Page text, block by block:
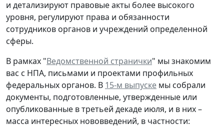
и детализируют правовые акты более высокого
уровня, регулируют права и обязанности
сотрудников органов и учреждений определенной
сферы.
В рамках "Ведомственной странички" мы знакомим
вас с НПА, письмами и проектами профильных
федеральных органов. В 15-м выпуске мы собрали
документы, подготовленные, утвержденные или
опубликованные в третьей декаде июля, и в них –
масса интересных нововведений, в частности: